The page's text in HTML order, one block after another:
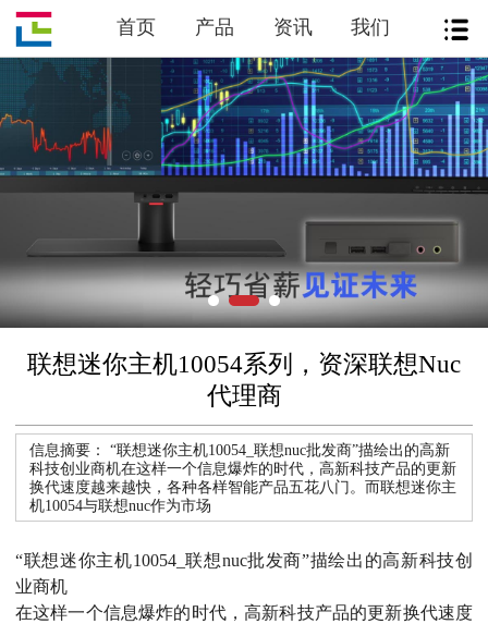
首页 产品 资讯 我们
联想迷你主机10054系列，资深联想Nuc
代理商
信息摘要： “联想迷你主机10054_联想nuc批发商”描绘出的高新
科技创业商机在这样一个信息爆炸的时代，高新科技产品的更新
换代速度越来越快，各种各样智能产品五花八门。而联想迷你主
机10054与联想nuc作为市场
“联想迷你主机10054_联想nuc批发商”描绘出的高新科技创
业商机
在这样一个信息爆炸的时代，高新科技产品的更新换代速度